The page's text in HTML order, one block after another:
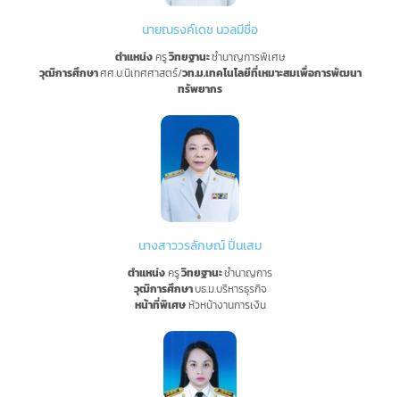
นายณรงค์เดช นวลมีชื่อ
ตำแหน่งครูวิทยฐานะชำนาญการพิเศษ
วุฒิการศึกษาศศ.บ.นิเทศศาสตร์/วท.ม.เทคโนโลยีที่เหมาะสมเพื่อการพัฒนา
ทรัพยากร
นางสาววรลักษณ์ ปิ่นเสม
ตำแหน่งครูวิทยฐานะชำนาญการ
วุฒิการศึกษาบธ.ม.บริหารธุรกิจ
หน้าที่พิเศษหัวหน้างานการเงิน